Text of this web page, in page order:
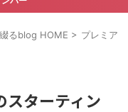
るblog HOME > プレミア
スターティン